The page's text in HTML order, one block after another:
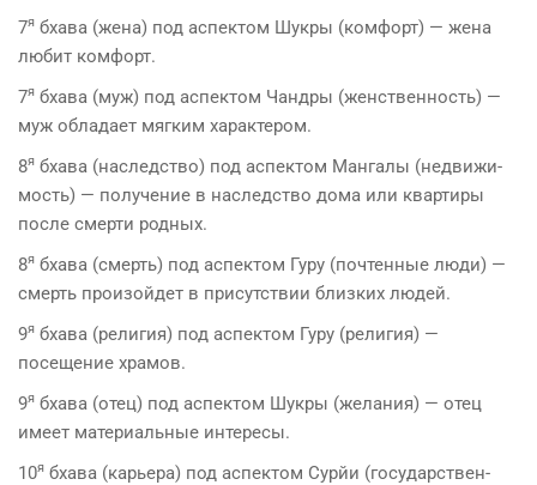
7я бхава (жена) под аспектом Шукры (комфорт) — жена
любит комфорт.
7я бхава (муж) под аспектом Чандры (женственность) —
муж обладает мягким характером.
8я бхава (наследство) под аспектом Мангалы (недвижи­
мость) — получение в наследство дома или квартиры
после смерти родных.
8я бхава (смерть) под аспектом Гуру (почтенные люди) —
смерть произойдет в присутствии близких людей.
9я бхава (религия) под аспектом Гуру (религия) —
посещение храмов.
9я бхава (отец) под аспектом Шукры (желания) — отец
имеет материальные интересы.
10я бхава (карьера) под аспектом Сурйи (государствен­